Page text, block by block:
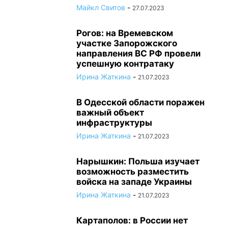
Майкл Свитов - 27.07.2023
Рогов: на Времевском
участке Запорожского
направления ВС РФ провели
успешную контратаку
Ирина Жаткина - 21.07.2023
В Одесской области поражен
важный объект
инфраструктуры
Ирина Жаткина - 21.07.2023
Нарышкин: Польша изучает
возможность разместить
войска на западе Украины
Ирина Жаткина - 21.07.2023
Картаполов: в России нет